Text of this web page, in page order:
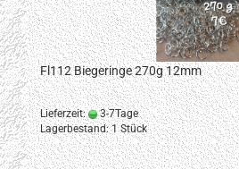
Fl112 Biegeringe 270g 12mm
Lieferzeit:
3-7Tage
Lagerbestand: 1 Stück